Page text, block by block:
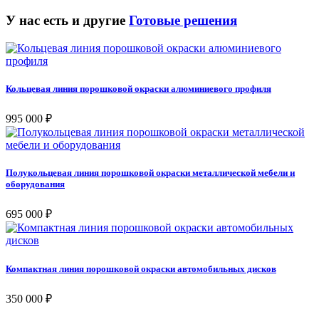
У нас есть и другие Готовые решения
Кольцевая линия порошковой окраски алюминиевого профиля
995 000 ₽
Полукольцевая линия порошковой окраски металлической мебели и
оборудования
695 000 ₽
Компактная линия порошковой окраски автомобильных дисков
350 000 ₽